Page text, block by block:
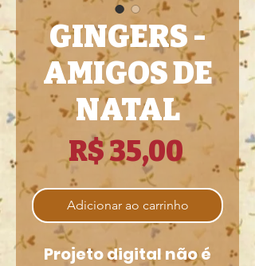
GINGERS -
AMIGOS DE
NATAL
R$ 35,00Preço
Adicionar ao carrinho
Projeto digital não é